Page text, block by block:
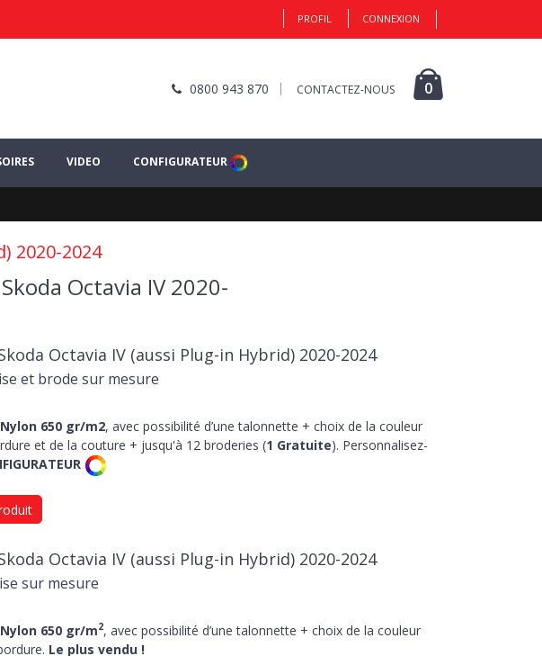
PROFIL CONNEXION
0800 943 870 CONTACTEZ-NOUS 0
VIDEO CONFIGURATEUR
2020-2024
Octavia IV 2020-
Octavia IV (aussi Plug-in Hybrid) 2020-2024
et brode sur mesure
Nylon 650 gr/m2, avec possibilité d’une talonnette + choix de la couleur
et de la couture + jusqu'à 12 broderies (1 Gratuite). Personnalisez-
Octavia IV (aussi Plug-in Hybrid) 2020-2024
sur mesure
Nylon 650 gr/m2, avec possibilité d’une talonnette + choix de la couleur
Le plus vendu !